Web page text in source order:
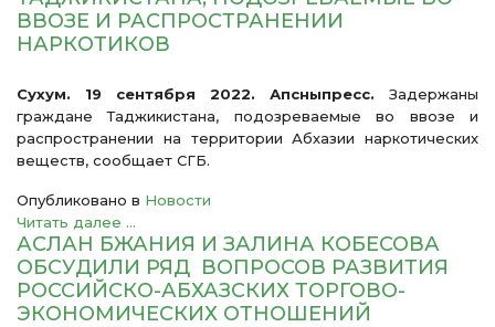
ВВОЗЕ И РАСПРОСТРАНЕНИИ
НАРКОТИКОВ
Сухум. 19 сентября 2022. Апсныпресс. Задержаны
граждане Таджикистана, подозреваемые во ввозе и
распространении на территории Абхазии наркотических
веществ, сообщает СГБ.
Опубликовано в Новости
Читать далее ...
АСЛАН БЖАНИЯ И ЗАЛИНА КОБЕСОВА
ОБСУДИЛИ РЯД ВОПРОСОВ РАЗВИТИЯ
РОССИЙСКО-АБХАЗСКИХ ТОРГОВО-
ЭКОНОМИЧЕСКИХ ОТНОШЕНИЙ